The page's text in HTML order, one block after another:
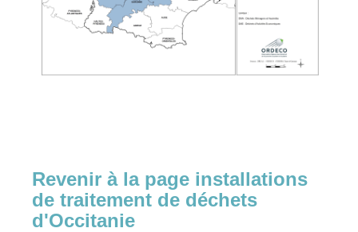
Revenir à la page installations
de traitement de déchets
d'Occitanie